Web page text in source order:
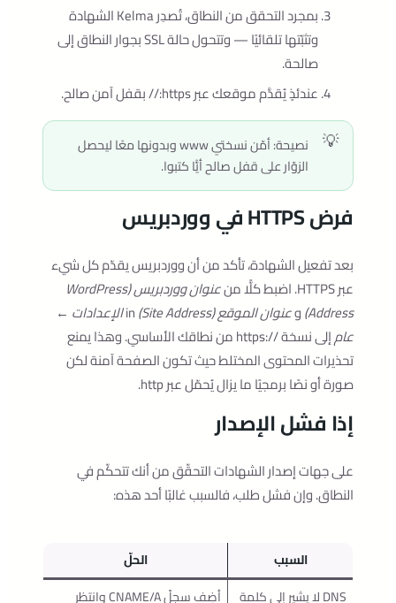
بمجرد التحقق من النطاق، تُصدِر Kelma الشهادة
وتثبّتها تلقائيًا — وتتحول حالة SSL بجوار النطاق إلى
صالحة.
عندئذٍ يُقدَّم موقعك عبر https:// بقفل آمن صالح.
نصيحة: أمّن نسختي www وبدونها معًا ليحصل
الزوّار على قفل صالح أيًّا كتبوا.
فرض HTTPS في ووردبريس
بعد تفعيل الشهادة، تأكد من أن ووردبريس يقدّم كل شيء
عبر HTTPS. اضبط كلًّا من
عنوان ووردبريس (WordPress
Address) وعنوان الموقع (Site Address)
الإعدادات ←
عام
إلى نسخة ‎https://‎ من نطاقك الأساسي. وهذا يمنع
تحذيرات المحتوى المختلط حيث تكون الصفحة آمنة لكن
صورة أو نصًا برمجيًا ما يزال يُحمّل عبر http.
إذا فشل الإصدار
على جهات إصدار الشهادات التحقّق من أنك تتحكّم في
النطاق. وإن فشل طلب، فالسبب غالبًا أحد هذه:
السبب
الحلّ
DNS لا يشير إلى كلمة
أضِف سجلّ CNAME/A وانتظر